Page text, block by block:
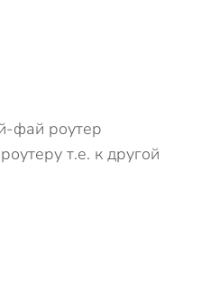
фай роутер
т.е. к другой